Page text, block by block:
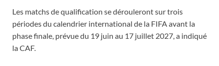
Les matchs de qualification se dérouleront sur trois
périodes du calendrier international de la FIFA avant la
phase finale, prévue du 19 juin au 17 juillet 2027, a indiqué
la CAF.